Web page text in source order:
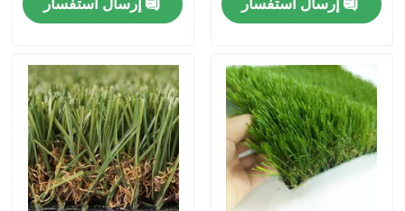
أخبار
حالات
العشب الاصطناعي لكرة القدم